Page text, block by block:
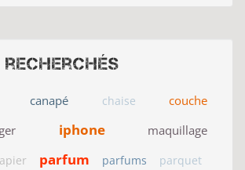
recherchés
canapé chaise
couche
iphone maquillage
parfum parfums parquet